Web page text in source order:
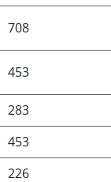
708
453
283
453
226